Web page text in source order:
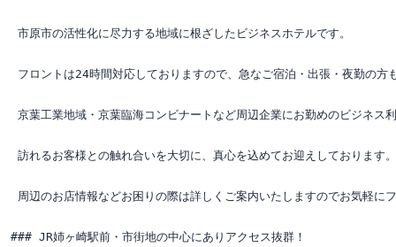
市原市の活性化に尽力する地域に根ざしたビジネスホテルです。
フロントは24時間対応しておりますので、急なご宿泊・出張・夜勤の方
京葉工業地域・京葉臨海コンビナートなど周辺企業にお勤めのビジネ
訪れるお客様との触れ合いを大切に、真心を込めてお迎えしております。
周辺のお店情報などお困りの際は詳しくご案内いたしますのでお気軽に
### JR姉ヶ崎駅前・市街地の中心にありアクセス抜群！